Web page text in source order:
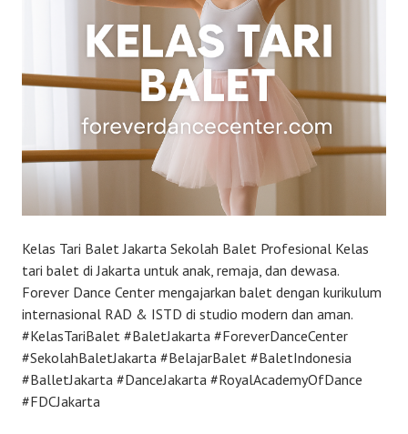
Kelas Tari Balet Jakarta Sekolah Balet Profesional Kelas
tari balet di Jakarta untuk anak, remaja, dan dewasa.
Forever Dance Center mengajarkan balet dengan kurikulum
internasional RAD & ISTD di studio modern dan aman.
#KelasTariBalet #BaletJakarta #ForeverDanceCenter
#SekolahBaletJakarta #BelajarBalet #BaletIndonesia
#BalletJakarta #DanceJakarta #RoyalAcademyOfDance
#FDCJakarta